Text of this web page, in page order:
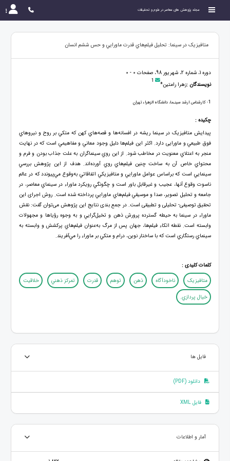
مجله پژوهش های معاصر در علوم و تحقیقات
متافيزيک در سينما: تحلیل فيلم‌هاي قدرت‌ ماورايي و حس ششم انسان
دوره 1، شماره 2، شهریور 98، صفحات 0 - 0
نویسندگان :زهرا رامتين* 1
1- كارشناس‌ ارشد سینـما، دانشگاه الزهراء تهران
چکیده :
پيدايش متافيزيک در سينما ريشه در افسانه‌ها و قصه‌هاي كهن كه متكي بر روح و نيروهاي
فوق طبيعي و ماورایی دارد. اكثر اين فيلم‌ها دليل وجود معاني و مفاهيمي است که در نهايت
منجر به اعتلاي معنويت در مخاطب شود. از اين روي سينماگران به علت جذاب بودن و فرم و
محتواي خاص آن به ساخت چنين فيلم‌هاي روي آورده‌اند. هدف از این پژوهش بررسي
سينمايي است كه براساس عوامل ماورایي و متافيزيكي اتفاقاتي به‌وقوع مي‌پيوندد كه در عالم
ناسوت وقوع آنها، عجيب و غيرقابل باور است و چگونگي رويكرد ماوراء در سينماي معاصر، در
جامعه و تحليل تصوير، صدا و موسيقي فيلم‌هاي ماورایي پرداخته شده است. روش اجرای این
تحقیق توصیفی- تحلیلی و تطبیقی است. در جمع بندی نتایج این پژوهش می‌توان گفت: نقش
ماوراء در سينما به حيطه گسترده پرورش ذهن و تخيل‌گرايي و به وجوه رؤياها و مجهولات
وابسته است. نقطه اتکاء فيلم‌ها، جهان پس از مرگ به‌عنوان فيلم‌هاي پركشش و وابسته به
سينماي رستگاري است كه با ساختار نوين، درام و متکي بر ماوراء را مي‌آفريند.
کلمات کلیدی :
متافيزيک
ناخودآگاه ذهن توهم قدرت تمرکز ذهني خلاقيت
خيال پردازي.
فایل ها
دانلود (PDF)
فایل XML
آمار و اطلاعات